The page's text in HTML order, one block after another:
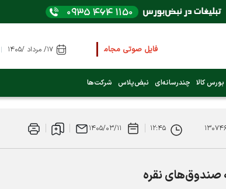
فایل صوتی مجامع و کنفرانس هارا از اینجا گوش کنید
عرضه اولیه بعدی کدام نماد است؟ (کلیک کنید) بورس کالا چندرسانه‌ای نبض‌پلاس شرکت‌ها
۱۲:۴۵ ۱۴۰۵/۰۳/۱۱